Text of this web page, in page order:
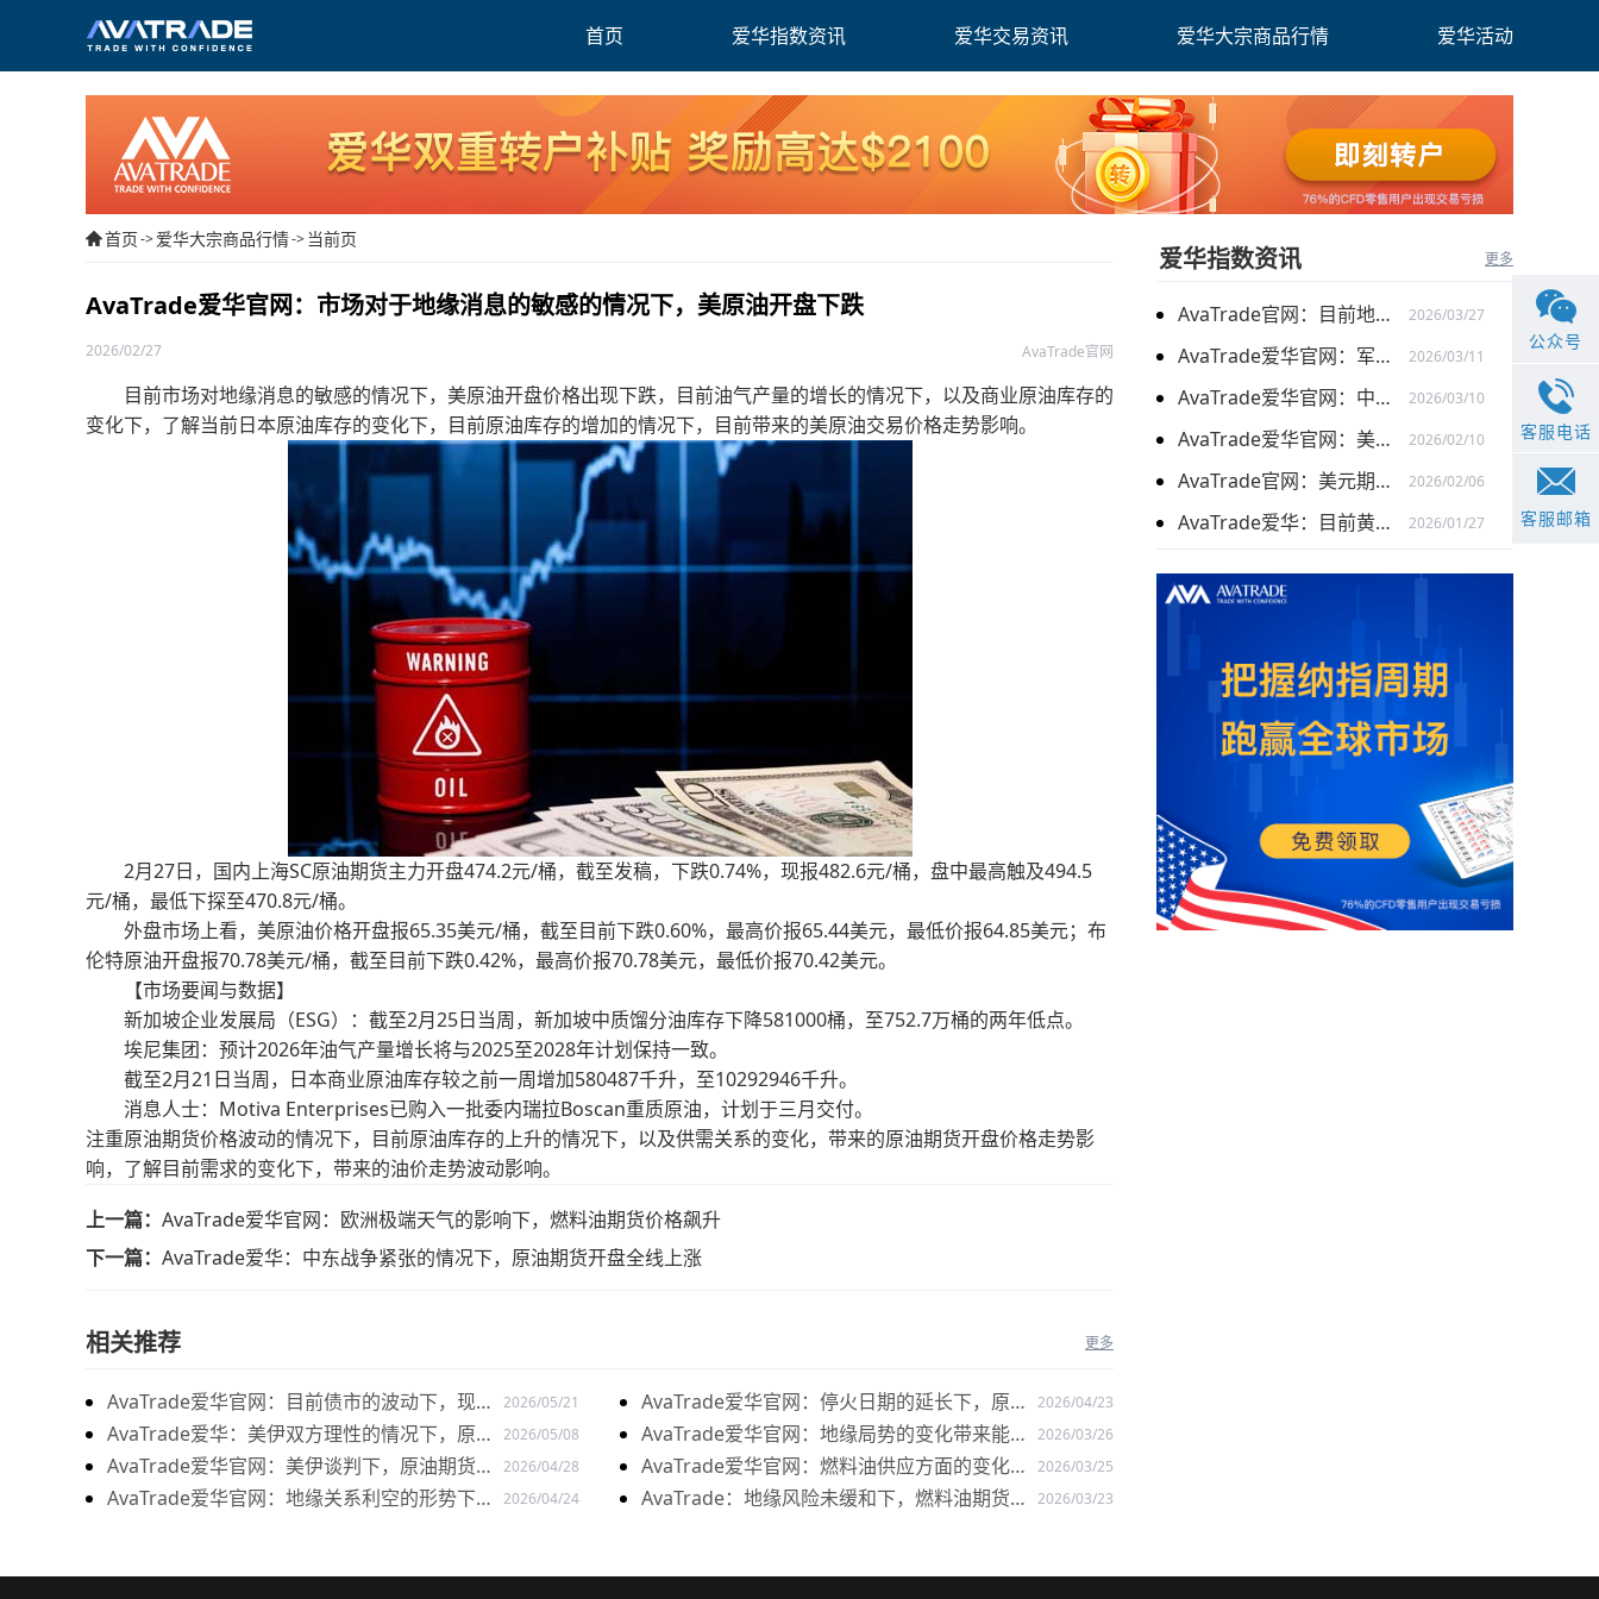
首页 爱华指数资讯 爱华交易资讯 爱华大宗商品行情 爱华活动
首页->爱华大宗商品行情-> 当前页
AvaTrade爱华官网：市场对于地缘消息的敏感的情况下，美原油开盘下跌
2026/02/27 AvaTrade官网
目前市场对地缘消息的敏感的情况下，美原油开盘价格出现下跌，目前油气产量的增长的情况下，以及商业原油库存的
变化下，了解当前日本原油库存的变化下，目前原油库存的增加的情况下，目前带来的美原油交易价格走势影响。
2月27日，国内上海SC原油期货主力开盘474.2元/桶，截至发稿，下跌0.74%，现报482.6元/桶，盘中最高触及494.5
元/桶，最低下探至470.8元/桶。
外盘市场上看，美原油价格开盘报65.35美元/桶，截至目前下跌0.60%，最高价报65.44美元，最低价报64.85美元；布
伦特原油开盘报70.78美元/桶，截至目前下跌0.42%，最高价报70.78美元，最低价报70.42美元。
【市场要闻与数据】
新加坡企业发展局（ESG）：截至2月25日当周，新加坡中质馏分油库存下降581000桶，至752.7万桶的两年低点。
埃尼集团：预计2026年油气产量增长将与2025至2028年计划保持一致。
截至2月21日当周，日本商业原油库存较之前一周增加580487千升，至10292946千升。
消息人士：Motiva Enterprises已购入一批委内瑞拉Boscan重质原油，计划于三月交付。
注重原油期货价格波动的情况下，目前原油库存的上升的情况下，以及供需关系的变化，带来的原油期货开盘价格走势影
响，了解目前需求的变化下，带来的油价走势波动影响。
上一篇： AvaTrade爱华官网：欧洲极端天气的影响下，燃料油期货价格飙升
下一篇： AvaTrade爱华：中东战争紧张的情况下，原油期货开盘全线上涨
相关推荐 更多
AvaTrade爱华官网：目前债市的波动下，现货
黄金价格震荡走势
2026/05/21
AvaTrade爱华：美伊双方理性的情况下，原油
价格下跌
2026/05/08
AvaTrade爱华官网：美伊谈判下，原油期货价
格上涨
2026/04/28
AvaTrade爱华官网：地缘关系利空的形势下，
2026/04/24
AvaTrade爱华官网：停火日期的延长下，原油
价格开盘上涨
2026/04/23
AvaTrade爱华官网：地缘局势的变化带来能源
市场影响，美原油价格上涨
2026/03/26
AvaTrade爱华官网：燃料油供应方面的变化，
油价出现下跌
2026/03/25
AvaTrade：地缘风险未缓和下，燃料油期货持
2026/03/23
爱华指数资讯 更多
AvaTrade官网：目前地缘关系引发的供需的变化，带来的燃料油价格持续上涨 2026/03/27
AvaTrade爱华官网：军事行动的担忧下，黄金价格持续上涨 2026/03/11
AvaTrade爱华官网：中东局势以及避险需求下，黄金价格走势稳健 2026/03/10
AvaTrade爱华官网：美元走弱以及就业数据疲软，美股三大指数集体上涨 2026/02/10
AvaTrade官网：美元期货走强的情况下，现货黄金价格探底回升 2026/02/06
AvaTrade爱华：目前黄金价格涨势延续，关注全球市场变化 2026/01/27
公众号
客服电话
客服邮箱